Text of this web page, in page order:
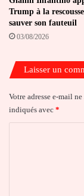
Trump à la
sauver son fauteuil
03/08/2026
Laisser un
Votre adresse e-mail
indiqués avec *